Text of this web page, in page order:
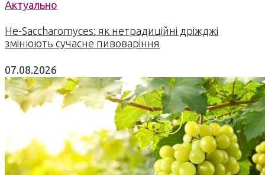
Актуально
Не-Saccharomyces: як нетрадиційні дріжджі
змінюють сучасне пивоваріння
07.08.2026